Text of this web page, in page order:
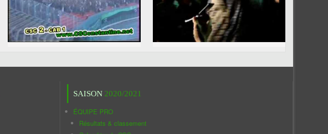
SAISON 2020/2021
ÉQUIPE PRO
Résultats & classement